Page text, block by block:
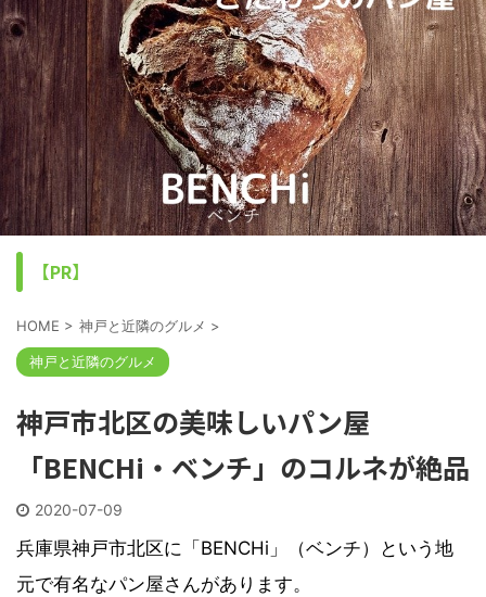
【PR】
HOME > 神戸と近隣のグルメ >
神戸と近隣のグルメ
神戸市北区の美味しいパン屋
「BENCHi・ベンチ」のコルネが絶品
2020-07-09
兵庫県神戸市北区に「BENCHi」（ベンチ）という地
元で有名なパン屋さんがあります。